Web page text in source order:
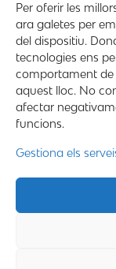
Per oferir les
ara galetes per
del dispositiu.
tecnologies ens
comportament de
aquest lloc. No
afectar
funcions.
Gestiona els
BENEFICIS
Aquesta serà
sobre aquest
de Projectes i
Contingut: